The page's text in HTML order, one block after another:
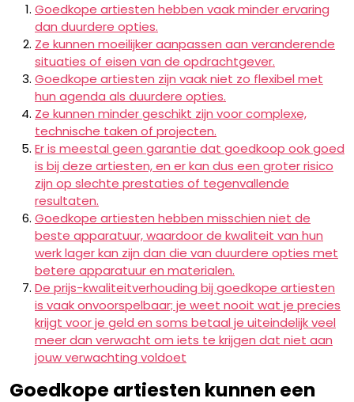
Goedkope artiesten hebben vaak minder ervaring
dan duurdere opties.
Ze kunnen moeilijker aanpassen aan veranderende
situaties of eisen van de opdrachtgever.
Goedkope artiesten zijn vaak niet zo flexibel met
hun agenda als duurdere opties.
Ze kunnen minder geschikt zijn voor complexe,
technische taken of projecten.
Er is meestal geen garantie dat goedkoop ook goed
is bij deze artiesten, en er kan dus een groter risico
zijn op slechte prestaties of tegenvallende
resultaten.
Goedkope artiesten hebben misschien niet de
beste apparatuur, waardoor de kwaliteit van hun
werk lager kan zijn dan die van duurdere opties met
betere apparatuur en materialen.
De prijs-kwaliteitverhouding bij goedkope artiesten
is vaak onvoorspelbaar; je weet nooit wat je precies
krijgt voor je geld en soms betaal je uiteindelijk veel
meer dan verwacht om iets te krijgen dat niet aan
jouw verwachting voldoet
Goedkope artiesten kunnen een